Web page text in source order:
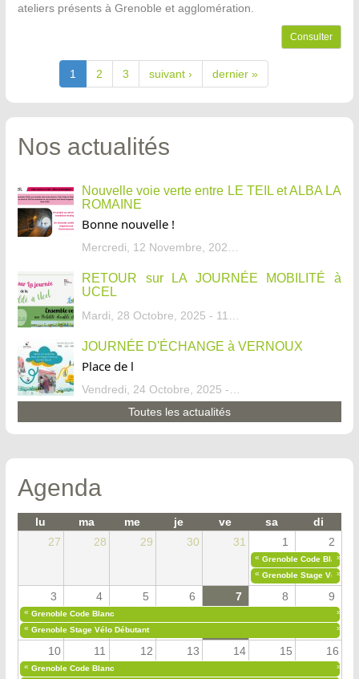
ateliers présents à Grenoble et agglomération.
Consulter
1 2 3 suivant › dernier »
Nos actualités
Nouvelle voie verte entre LE TEIL et ALBA LA
ROMAINE
Bonne nouvelle !
RETOUR sur LA JOURNÉE MOBILITÉ à
UCEL
JOURNÉE D'ÉCHANGE à VERNOUX
Place de l
Toutes les actualités
Agenda
lu ma me je ve sa
di
27
28 29 30 31 1 2
« Grenoble Code Blanc
»
« Grenoble Stage Vélo
»
3 4 5 6 7 8 9
« Grenoble Code Blanc
»
« Grenoble Stage Vélo Débutant »
10 11 12 13 14 15 16
« Grenoble Code Blanc
»